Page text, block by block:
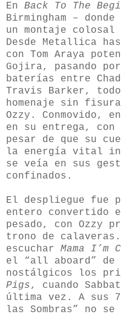
En Back To The
Birmingham –
un montaje
Desde Metallica
con Tom Araya
Gojira, pasando
baterías entre
Travis Barker,
homenaje sin
Ozzy. Conmovido,
en su entrega, con
pesar de que su
la energía vital
se veía en sus
confinados.
El despliegue fue
entero convertido
pesado, con Ozzy
trono de calaveras.
escuchar Mama I’m
el “all aboard” de
nostálgicos los
Pigs, cuando
última vez. A sus
las Sombras” no